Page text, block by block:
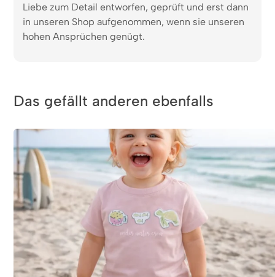
Liebe zum Detail entworfen, geprüft und erst dann
in unseren Shop aufgenommen, wenn sie unseren
hohen Ansprüchen genügt.
Das gefällt anderen ebenfalls